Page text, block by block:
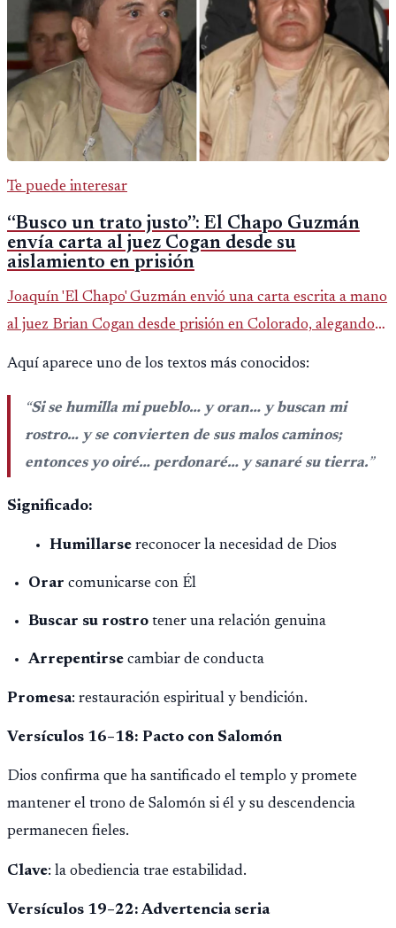
Te puede interesar
“Busco un trato justo”: El Chapo Guzmán
envía carta al juez Cogan desde su
aislamiento en prisión
Joaquín 'El Chapo' Guzmán envió una carta escrita a mano
al juez Brian Cogan desde prisión en Colorado, alegando
violaciones a sus derechos constitucionales y solicitando
Aquí aparece uno de los textos más conocidos:
“Si se humilla mi pueblo… y oran… y buscan mi
rostro… y se convierten de sus malos caminos;
entonces yo oiré… perdonaré… y sanaré su tierra.”
Significado:
Humillarse reconocer la necesidad de Dios
Orar comunicarse con Él
Buscar su rostro tener una relación genuina
Arrepentirse cambiar de conducta
Promesa: restauración espiritual y bendición.
Versículos 16–18: Pacto con Salomón
Dios confirma que ha santificado el templo y promete
mantener el trono de Salomón si él y su descendencia
permanecen fieles.
Clave: la obediencia trae estabilidad.
Versículos 19–22: Advertencia seria